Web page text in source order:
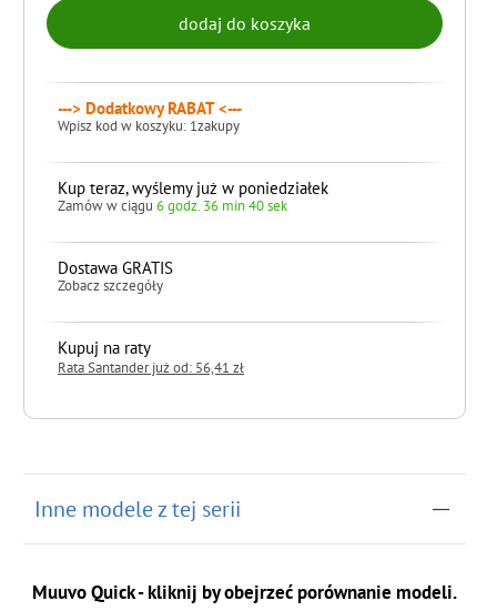
---> Dodatkowy RABAT <---
Wpisz kod w koszyku: 1zakupy
Kup teraz, wyślemy już w poniedziałek
Zamów w ciągu6 godz. 36 min 39 sek
Dostawa GRATIS
Zobacz szczegóły
Kupuj na raty
Rata Santander już od: 56,41 zł
Inne modele z tej serii
Muuvo Quick - kliknij by obejrzeć porównanie modeli.